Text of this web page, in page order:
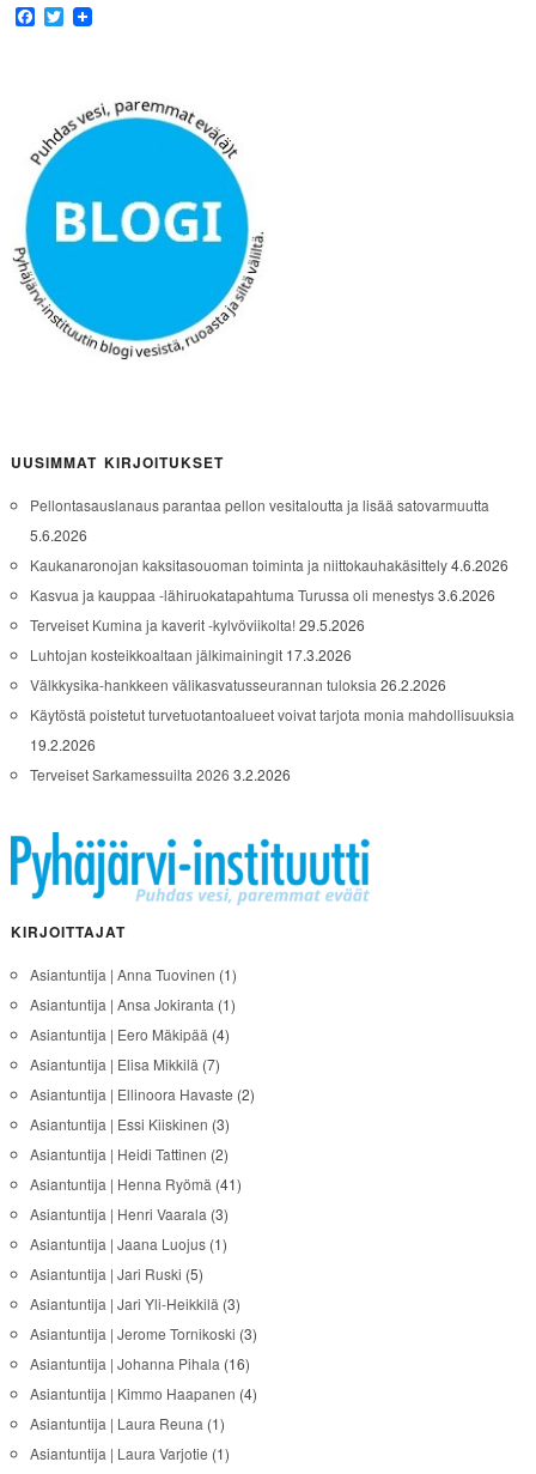
Facebook
Twitter
UUSIMMAT KIRJOITUKSET
Pellontasauslanaus parantaa pellon vesitaloutta ja lisää satovarmuutta
5.6.2026
Kaukanaronojan kaksitasouoman toiminta ja niittokauhakäsittely4.6.2026
Kasvua ja kauppaa -lähiruokatapahtuma Turussa oli menestys3.6.2026
Terveiset Kumina ja kaverit -kylvöviikolta!29.5.2026
Luhtojan kosteikkoaltaan jälkimainingit 17.3.2026
Välkkysika-hankkeen välikasvatusseurannan tuloksia 26.2.2026
Käytöstä poistetut turvetuotantoalueet voivat tarjota monia mahdollisuuksia
19.2.2026
Terveiset Sarkamessuilta 2026 3.2.2026
KIRJOITTAJAT
Asiantuntija | Anna Tuovinen (1)
Asiantuntija | Ansa Jokiranta (1)
Asiantuntija | Eero Mäkipää (4)
Asiantuntija | Elisa Mikkilä (7)
Asiantuntija | Ellinoora Havaste (2)
Asiantuntija | Essi Kiiskinen (3)
Asiantuntija | Heidi Tattinen (2)
Asiantuntija | Henna Ryömä (41)
Asiantuntija | Henri Vaarala (3)
Asiantuntija | Jaana Luojus(1)
Asiantuntija | Jari Ruski (5)
Asiantuntija | Jari Yli-Heikkilä (3)
Asiantuntija | Jerome Tornikoski (3)
Asiantuntija | Johanna Pihala (16)
Asiantuntija | Kimmo Haapanen (4)
Asiantuntija | Laura Reuna (1)
Asiantuntija | Laura Varjotie (1)